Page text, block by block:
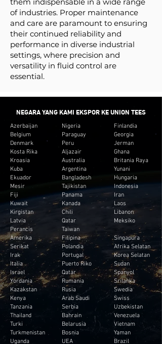
of industries. Proper maintenance
and care are paramount to ensuring
their continued reliability and
performance in diverse industrial
settings, where precision and
versatility in fluid control are
essential.
NEGARA YANG KAMI EKSPOR KE UNION TEES
Azerbaijan
Belgium
Denmark
Kosta Rika
Kroasia
Kuba
Ekuador
Mesir
Fiji
Kuwait
Kirgistan
Latvia
Perancis
Amerika
Serikat
Irak
Italia
Israel
Yordania
Kazakstan
Kenya
Tanzania
Thailand
Turki
Turkmenistan
Uganda
Nigeria
Paraguay
Peru
Aljazair
Australia
Argentina
Bangladesh
Tajikistan
Panama
Kanada
Chili
Qatar
Taiwan
Filipina
Polandia
Portugal
Puerto Riko
Qatar
Rumania
Rusia
Arab Saudi
Serbia
Bahrain
Belarusia
Bosnia
UEA
Finlandia
Georgia
Jerman
Ghana
Britania Raya
Yunani
Hungaria
Indonesia
Iran
Laos
Libanon
Meksiko
Singapura
Afrika Selatan
Korea Selatan
Sudan
Spanyol
Srilanka
Swedia
Swiss
Uzbekistan
Venezuela
Vietnam
Yaman
Brazil